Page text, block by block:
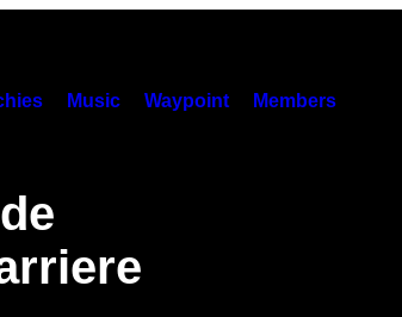
Music Waypoint Members